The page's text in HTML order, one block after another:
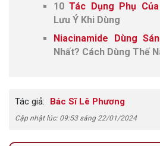
10Tác Dụng Phụ
Lưu Ý Khi Dùng
Niacinamide Dùng
Nhất? Cách Dùng Thế
Tác giả: Bác Sĩ Lê Phương
Cập nhật lúc: 09:53 sáng 22/01/2024